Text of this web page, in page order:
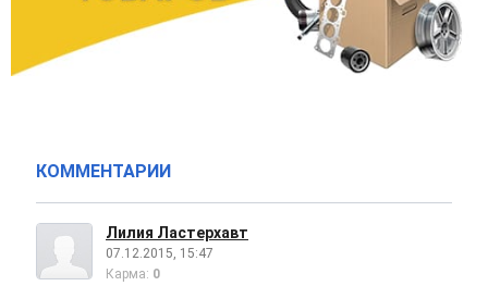
КОММЕНТАРИИ
Лилия Ластерхавт
07.12.2015, 15:47
Карма: 0